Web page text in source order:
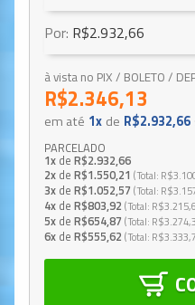
Por: R$2.932,66
à vista no PIX / BOLETO /
R$2.346,13
em até 1x de R$2.932,66
PARCELADO
1x de R$2.932,66
2x de R$1.550,21 Total
3x de R$1.052,57 Total
4x de R$803,92 Total
5x de R$654,87 Total
6x de R$555,62 Total